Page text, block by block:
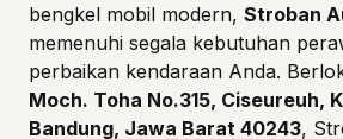
bengkel mobil modern, Stroban
memenuhi segala kebutuhan
perbaikan kendaraan Anda.
Moch. Toha No.315, Ciseureuh,
Bandung, Jawa Barat 40243,